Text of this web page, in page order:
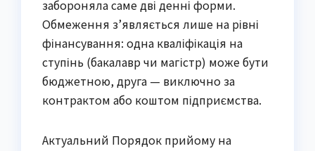
забороняла саме дві денні форми.
Обмеження з’являється лише на рівні
фінансування: одна кваліфікація на
ступінь (бакалавр чи магістр) може бути
бюджетною, друга — виключно за
контрактом або коштом підприємства.
Актуальний Порядок прийому на